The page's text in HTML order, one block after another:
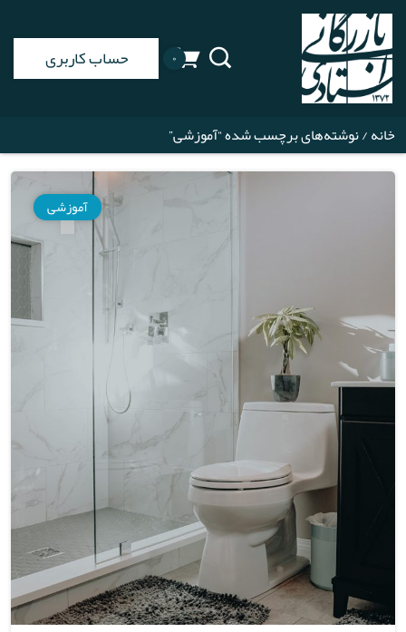
۰ حساب کاربری
خانه/ نوشته‌های برچسب شده “آموزشی”
آموزشی